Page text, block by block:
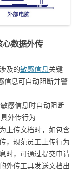
数据外传
及的敏感信息关键
信息可自动阻断并警
感信息时自动阻断
外传行为
上传文档时，如包含
，规范员工上传行为
时，可通过提交申请
外传工具发送文档出